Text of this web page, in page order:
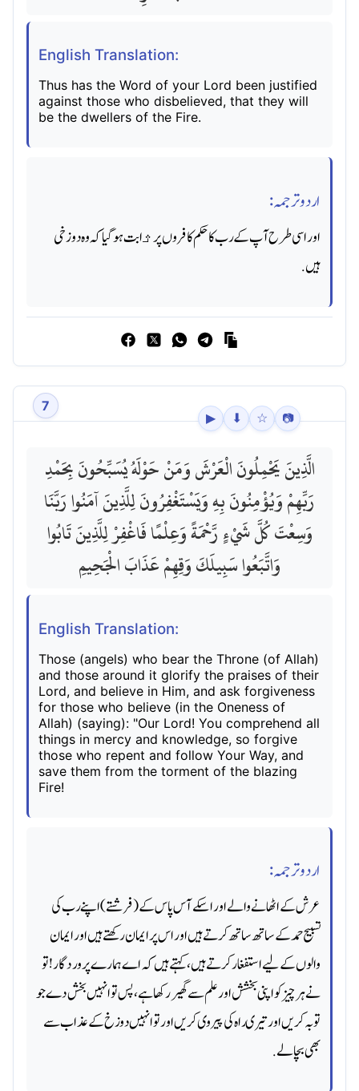
English Translation:
Thus has the Word of your Lord been justified
against those who disbelieved, that they will
be the dwellers of the Fire.
اردو ترجمہ:
اور اسی طرح آپ کے رب کا حکم کافروں پر ﺛابت ہو گیا کہ وه دوزخی
ہیں.
7
▶ ⬇ ☆ 📷
الَّذِينَ يَحْمِلُونَ الْعَرْشَ وَمَنْ حَوْلَهُ يُسَبِّحُونَ بِحَمْدِ
رَبِّهِمْ وَيُؤْمِنُونَ بِهِ وَيَسْتَغْفِرُونَ لِلَّذِينَ آمَنُوا رَبَّنَا
وَسِعْتَ كُلَّ شَيْءٍ رَّحْمَةً وَعِلْمًا فَاغْفِرْ لِلَّذِينَ تَابُوا
وَاتَّبَعُوا سَبِيلَكَ وَقِهِمْ عَذَابَ الْجَحِيمِ
English Translation:
Those (angels) who bear the Throne (of Allah)
and those around it glorify the praises of their
Lord, and believe in Him, and ask forgiveness
for those who believe (in the Oneness of
Allah) (saying): "Our Lord! You comprehend all
things in mercy and knowledge, so forgive
those who repent and follow Your Way, and
save them from the torment of the blazing
Fire!
اردو ترجمہ:
عرش کے اٹھانے والے اور اسکے آس پاس کے (فرشتے) اپنے رب کی
تسبیح حمد کے ساتھ ساتھ کرتے ہیں اور اس پر ایمان رکھتے ہیں اور ایمان
والوں کے لیے استفغار کرتے ہیں، کہتے ہیں کہ اے ہمارے پروردگار! تو
نے ہر چیز کو اپنی بخشش اور علم سے گھیر رکھا ہے، پس تو انہیں بخش دے جو
توبہ کریں اور تیری راه کی پیروی کریں اور تو انہیں دوزخ کے عذاب سے
بھی بچا لے.